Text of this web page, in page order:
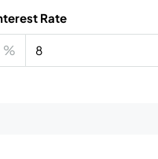
Rate
%